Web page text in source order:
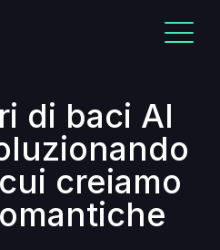
di baci AI
creiamo